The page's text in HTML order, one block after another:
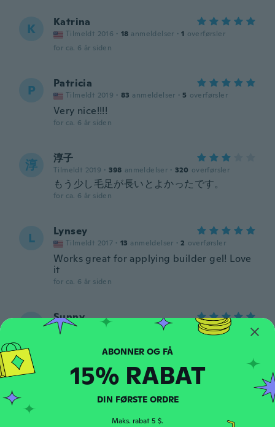
K Katrina
Tilmeldt 2016 · 18 anmeldelser · 1 overførsler
for ca. 6 år siden
P Patricia
Tilmeldt 2019 · 83 anmeldelser · 5 overførsler
Very nice!!!!
for ca. 6 år siden
淳 淳子
Tilmeldt 2019 · 398 anmeldelser · 320 overførsler
もう少し毛足が長いとよかったです。
for ca. 6 år siden
L Lynsey
Tilmeldt 2017 · 13 anmeldelser · 2 overførsler
Works great for applying builder gel! Love
it
for ca. 6 år siden
Sunny
Tilmeldt 2016 anmeldelser
for ca. 6 år siden
Tilmeldt 2015 · 18 anmeldelser ·
Good quality! Can't wait to use them
15% RABAT
DIN FØRSTE ORDRE
Maks. rabat 5 $.